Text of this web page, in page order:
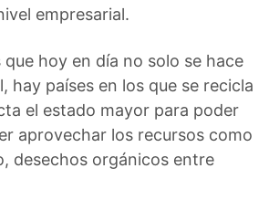
empresarial.
hoy en día no solo se hace
hay países en los que se recicla
el estado mayor para poder
aprovechar los recursos como
desechos orgánicos entre